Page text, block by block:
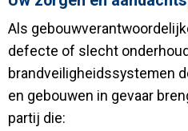
Als
defecte of slecht
brandveiligheidssystemen
en gebouwen in gevaar
partij die: